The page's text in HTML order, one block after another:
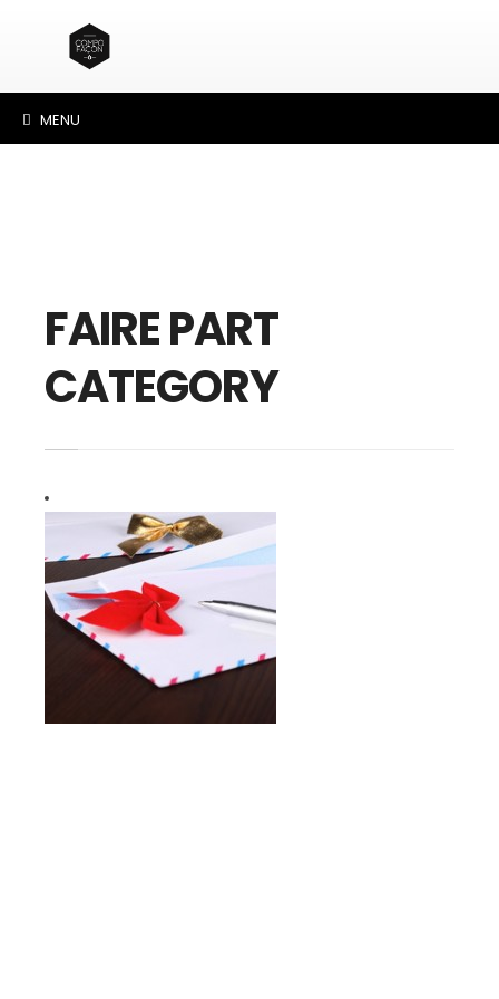
MENU
FAIRE PART
CATEGORY